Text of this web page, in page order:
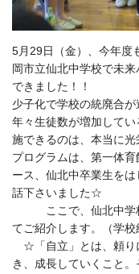
5月29日（金）、今年度
岡市立仙北中学校で未
できました！！
少子化で学校の統廃合が
年々生徒数が増加して
施できるのは、本当に光
プログラムは、第一体
ース、仙北中卒業生を
話下さいました☆
ここで、仙北中学校
てご紹介します。（学校
☆「自立」とは、頼り
き、成長していくこと